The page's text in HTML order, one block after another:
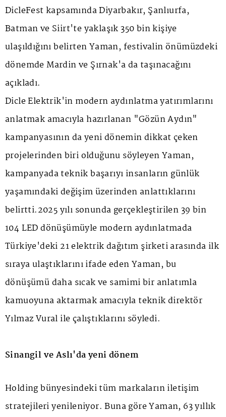
DicleFest kapsamında Diyarbakır, Şanlıurfa,
Batman ve Siirt'te yaklaşık 350 bin kişiye
ulaşıldığını belirten Yaman, festivalin önümüzdeki
dönemde Mardin ve Şırnak'a da taşınacağını
açıkladı.
Dicle Elektrik'in modern aydınlatma yatırımlarını
anlatmak amacıyla hazırlanan "Gözün Aydın"
kampanyasının da yeni dönemin dikkat çeken
projelerinden biri olduğunu söyleyen Yaman,
kampanyada teknik başarıyı insanların günlük
yaşamındaki değişim üzerinden anlattıklarını
belirtti.2025 yılı sonunda gerçekleştirilen 39 bin
104 LED dönüşümüyle modern aydınlatmada
Türkiye'deki 21 elektrik dağıtım şirketi arasında ilk
sıraya ulaştıklarını ifade eden Yaman, bu
dönüşümü daha sıcak ve samimi bir anlatımla
kamuoyuna aktarmak amacıyla teknik direktör
Yılmaz Vural ile çalıştıklarını söyledi.
Sinangil ve Aslı'da yeni dönem
Holding bünyesindeki tüm markaların iletişim
stratejileri yenileniyor. Buna göre Yaman, 63 yıllık